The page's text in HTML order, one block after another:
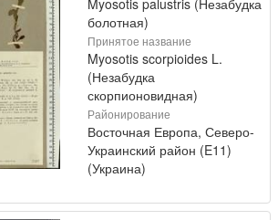
Myosotis palustris (Незабудка
болотная)
Принятое название
Myosotis scorpioides L.
(Незабудка
скорпионовидная)
Районирование
Восточная Европа, Северо-
Украинский район (E11)
(Украина)